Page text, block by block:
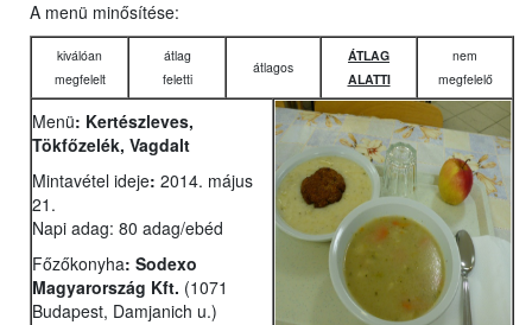
A menü minősítése:
kiválóan
megfelelt
átlag
feletti
átlagos
ÁTLAG
ALATTI
nem
megfelelő
Menü: Kertészleves,
Tökfőzelék, Vagdalt
Mintavétel ideje: 2014. május
21.
Napi adag: 80 adag/ebéd
Főzőkonyha: Sodexo
Magyarország Kft. (1071
Budapest, Damjanich u.)